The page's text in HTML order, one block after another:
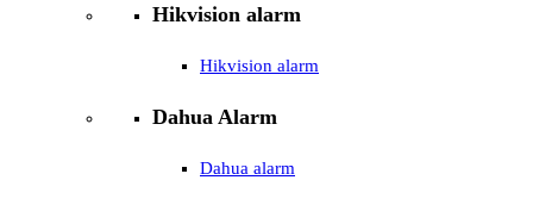
Hikvision alarm
Hikvision alarm
Dahua Alarm
Dahua alarm